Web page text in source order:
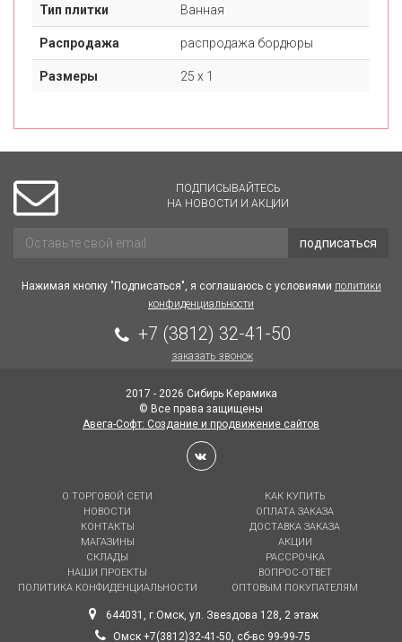
Тип плитки Ванная
Распродажа распродажа бордюры
Размеры 25 х 1
ПОДПИСЫВАЙТЕСЬ
НА НОВОСТИ И АКЦИИ
подписаться
Нажимая кнопку "Подписаться", я соглашаюсь с условиями политики
конфиденциальности
+7 (3812) 32-41-50
заказать звонок
2017 - 2026 Сибирь Керамика
© Все права защищены
Авега-Софт: Создание и продвижение сайтов
О ТОРГОВОЙ СЕТИ
НОВОСТИ
КОНТАКТЫ
МАГАЗИНЫ
СКЛАДЫ
НАШИ ПРОЕКТЫ
ПОЛИТИКА КОНФИДЕНЦИАЛЬНОСТИ
КАК КУПИТЬ
ОПЛАТА ЗАКАЗА
ДОСТАВКА ЗАКАЗА
АКЦИИ
РАССРОЧКА
ВОПРОС-ОТВЕТ
ОПТОВЫМ ПОКУПАТЕЛЯМ
644031, г.Омск, ул. Звездова 128, 2 этаж
Омск +7(3812)32-41-50, сб-вс 99-99-75